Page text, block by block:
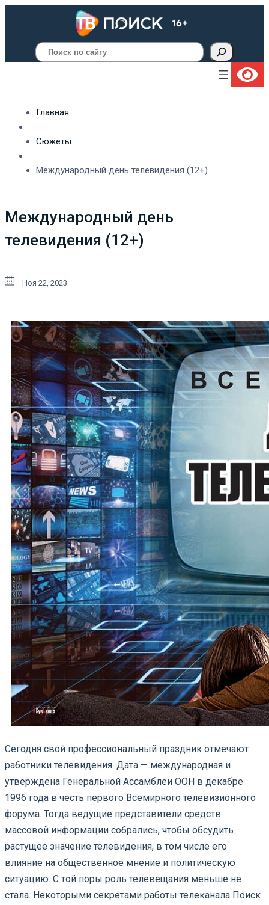
Поиск
Главная
Сюжеты
Международный день телевидения (12+)
Международный день
телевидения (12+)
Ноя 22, 2023
Сегодня свой профессиональный праздник отмечают
работники телевидения. Дата — международная и
утверждена Генеральной Ассамблеи ООН в декабре
1996 года в честь первого Всемирного телевизионного
форума. Тогда ведущие представители средств
массовой информации собрались, чтобы обсудить
растущее значение телевидения, в том числе его
влияние на общественное мнение и политическую
ситуацию. С той поры роль телевещания меньше не
стала. Некоторыми секретами работы телеканала Поиск